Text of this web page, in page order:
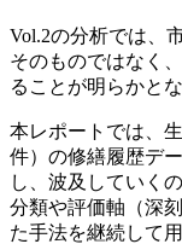
Vol.2の分析では、
そのものではなく
ることが明らかとな
本レポートでは、
件）の修繕履歴デ
し、波及していく
分類や評価軸（深
た手法を継続して